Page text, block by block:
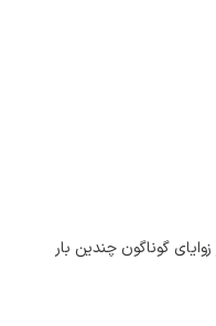
زوایای گوناگون چندین بار